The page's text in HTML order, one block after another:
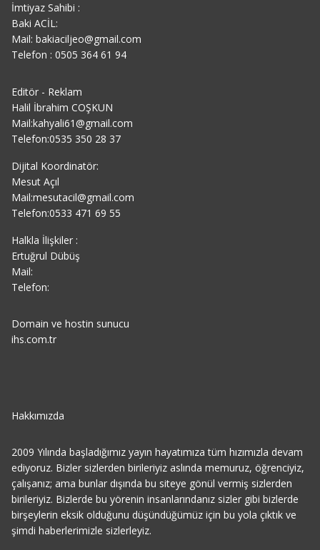
İmtiyaz Sahibi :
Baki ACİL:
Mail: bakiaciljeo@gmail.com
Telefon : 0505 364 61 94
Editör - Reklam
Halil İbrahim COŞKUN
Mail:kahyali61@gmail.com
Telefon:0535 350 28 37
Dijital Koordinatör:
Mesut Açıl
Mail:mesutacil@gmail.com
Telefon:0533 471 69 55
Halkla İlişkiler :
Ertuğrul Dübüş
Mail:
Telefon:
Domain ve hostin sunucu
ihs.com.tr
Hakkımızda
2009 Yılında başladığımız yayın hayatımıza tüm hızımızla devam
ediyoruz. Bizler sizlerden birileriyiz aslında memuruz, öğrenciyiz,
çalışanız; ama bunlar dışında bu siteye gönül vermiş sizlerden
birileriyiz. Bizlerde bu yörenin insanlarındanız sizler gibi bizlerde
birşeylerin eksik olduğunu düşündüğümüz için bu yola çıktık ve
şimdi haberlerimizle sizlerleyiz.